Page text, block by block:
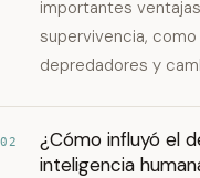
importantes
supervivencia,
depredadores y
02
¿Cómo influyó el
inteligencia